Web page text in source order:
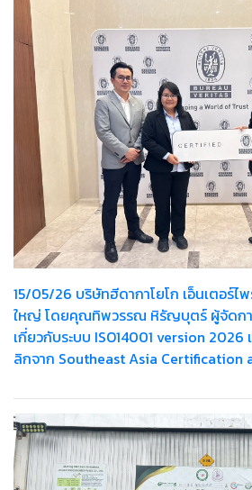
15/05/26 บริษัทฮีดากาโยโก เอ็นเตอร์ไ
ใหญ่ โดยคุณทิพวรรณ หิรัญบุตร์ ผู้จัดกา
เกี่ยวกับระบบ ISO14001 version 2026 และ ร่วมรับมอบป้ายอคิ
ลิกจาก Southeast Asia Certification